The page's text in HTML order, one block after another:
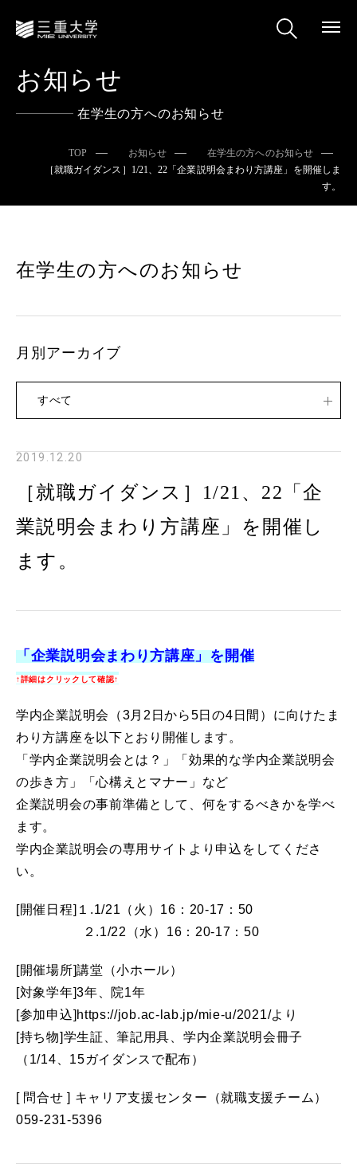
お知らせ
在学生の方へのお知らせ
TOP お知らせ
在学生の方へのお知らせ
［就職ガイダンス］1/21、22「企業説明会まわり方講座」を開催しま
す。
2019.12.20
［就職ガイダンス］1/21、22「企
業説明会まわり方講座」を開催し
ます。
「企業説明会まわり方講座」を開催
↑詳細はクリックして確認↑
学内企業説明会（3月2日から5日の4日間）に向けたま
わり方講座を以下とおり開催します。
「学内企業説明会とは？」「効果的な学内企業説明会
の歩き方」「心構えとマナー」など
企業説明会の事前準備として、何をするべきかを学べ
ます。
学内企業説明会の専用サイトより申込をしてくださ
い。
[開催日程]１.1/21（火）16：20-17：50
２.1/22（水）16：20-17：50
[開催場所]講堂（小ホール）
[対象学年]3年、院1年
[参加申込]https://job.ac-lab.jp/mie-u/2021/より
[持ち物]学生証、筆記用具、 学内企業説明会冊子
（1/14、15ガイダンスで配布）
[ 問合せ ] キャリア支援センター（就職支援チーム）
059-231-5396
在学生の方へのお知らせ
月別アーカイブ
すべて